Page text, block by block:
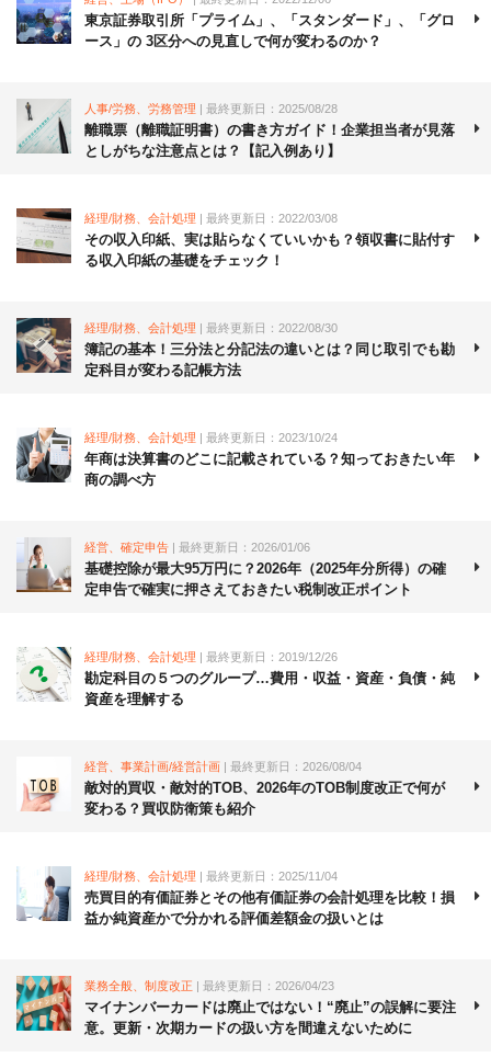
東京証券取引所「プライム」、「スタンダード」、「グロ
ース」の 3区分への見直しで何が変わるのか？
人事/労務、労務管理 | 最終更新日：2025/08/28
離職票（離職証明書）の書き方ガイド！企業担当者が見落
としがちな注意点とは？【記入例あり】
経理/財務、会計処理 | 最終更新日：2022/03/08
その収入印紙、実は貼らなくていいかも？領収書に貼付す
る収入印紙の基礎をチェック！
経理/財務、会計処理 | 最終更新日：2022/08/30
簿記の基本！三分法と分記法の違いとは？同じ取引でも勘
定科目が変わる記帳方法
経理/財務、会計処理 | 最終更新日：2023/10/24
年商は決算書のどこに記載されている？知っておきたい年
商の調べ方
経営、確定申告 | 最終更新日：2026/01/06
基礎控除が最大95万円に？2026年（2025年分所得）の確
定申告で確実に押さえておきたい税制改正ポイント
経理/財務、会計処理 | 最終更新日：2019/12/26
勘定科目の５つのグループ…費用・収益・資産・負債・純
資産を理解する
経営、事業計画/経営計画 | 最終更新日：2026/08/04
敵対的買収・敵対的TOB、2026年のTOB制度改正で何が
変わる？買収防衛策も紹介
経理/財務、会計処理 | 最終更新日：2025/11/04
売買目的有価証券とその他有価証券の会計処理を比較！損
益か純資産かで分かれる評価差額金の扱いとは
業務全般、制度改正 | 最終更新日：2026/04/23
マイナンバーカードは廃止ではない！“廃止”の誤解に要注
意。更新・次期カードの扱い方を間違えないために